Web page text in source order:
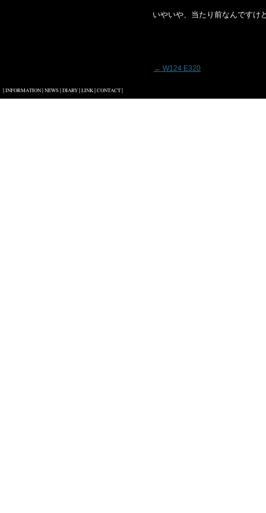
いやいや、当たり前なんですけ
投稿ナビゲーション
← W124 E320
|INFORMATION|NEWS|DIARY|LINK|CONTACT|